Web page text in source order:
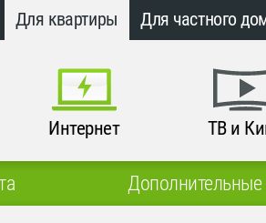
Для квартиры Для частного
Интернет ТВ и